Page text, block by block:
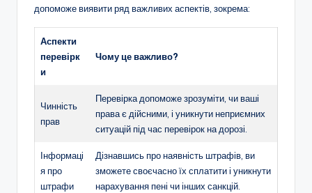
допоможе виявити ряд важливих аспектів, зокрема:
Аспекти
перевірк
и
Чому це важливо?
Чинність
прав
Перевірка допоможе зрозуміти, чи ваші
права є дійсними, і уникнути неприємних
ситуацій під час перевірок на дорозі.
Інформаці
я про
штрафи
Дізнавшись про наявність штрафів, ви
зможете своєчасно їх сплатити і уникнути
нарахування пені чи інших санкцій.